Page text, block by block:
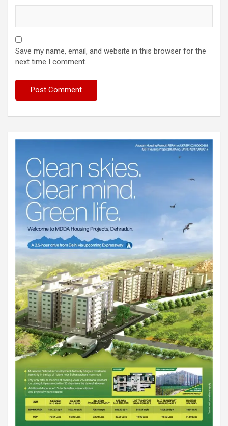
Save my name, email, and website in this browser for the
next time I comment.